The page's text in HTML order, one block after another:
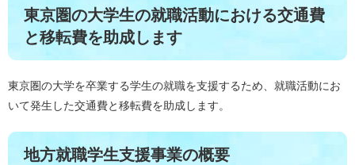
東京圏の大学生の就職活動における交通費
と移転費を助成します
東京圏の大学を卒業する学生の就職を支援するため、就職活動にお
いて発生した交通費と移転費を助成します。
地方就職学生支援事業の概要